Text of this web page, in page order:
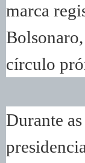
marca
círculo
Durante